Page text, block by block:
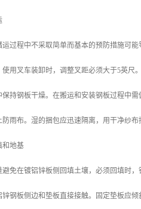
运过程中不采取简单而基本的预防措施可
使用叉车装卸时，调整叉距必须大于5英尺
保持钢板干燥。在搬运和安装钢板过程中
防雨布。湿的捆包应迅速隔离，用干净纱布
和地基
避免在镀铝锌板侧回填土壤，必须回填时
锌钢板侧边和垫板直接接触。固定垫板应